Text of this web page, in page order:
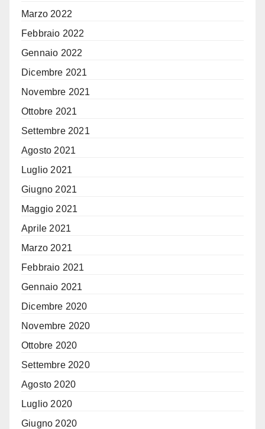
Marzo 2022
Febbraio 2022
Gennaio 2022
Dicembre 2021
Novembre 2021
Ottobre 2021
Settembre 2021
Agosto 2021
Luglio 2021
Giugno 2021
Maggio 2021
Aprile 2021
Marzo 2021
Febbraio 2021
Gennaio 2021
Dicembre 2020
Novembre 2020
Ottobre 2020
Settembre 2020
Agosto 2020
Luglio 2020
Giugno 2020